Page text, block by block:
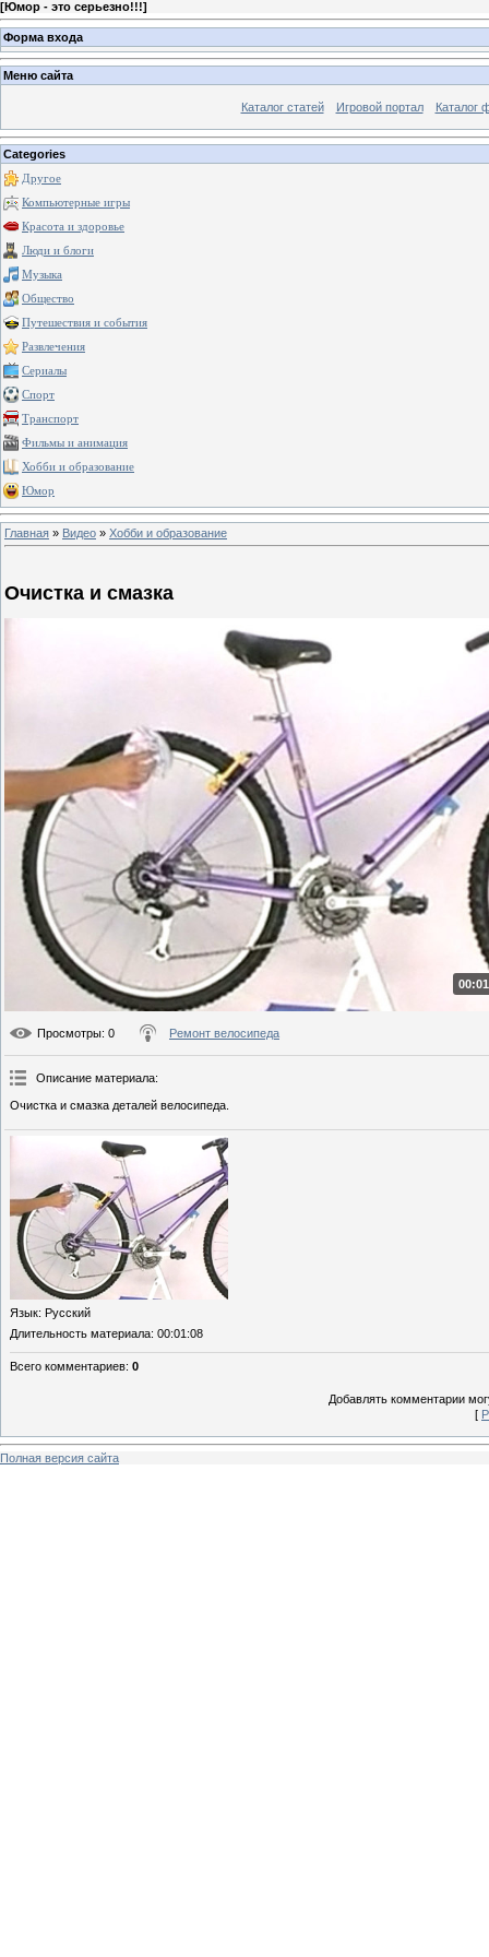
[Юмор - это серьезно!!!]
Форма входа
Меню сайта
Каталог статей Игровой портал Каталог
Categories
Другое
Компьютерные игры
Красота и здоровье
Люди и блоги
Музыка
Общество
Путешествия и события
Развлечения
Сериалы
Спорт
Транспорт
Фильмы и анимация
Хобби и образование
Юмор
Главная » Видео » Хобби и образование
Очистка и смазка
Просмотры: 0 Ремонт велосипеда
Описание материала:
Очистка и смазка деталей велосипеда.
Язык: Русский
Длительность материала: 00:01:08
Всего комментариев: 0
Добавлять комментарии
[
Полная версия сайта